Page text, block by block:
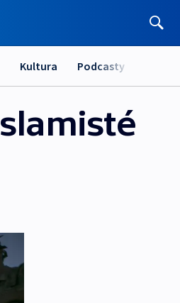
Kultura Podcasty